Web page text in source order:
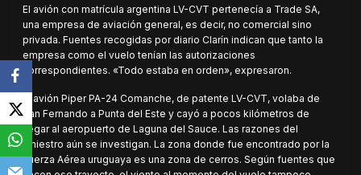
El avión con matrícula argentina LV-CVT pertenecía a Trade SA,
una empresa de aviación general, es decir, no comercial sino
privada. Fuentes recogidas por diario Clarín indican que tanto la
empresa como el vuelo tenían las autorizaciones
correspondientes. «Todo estaba en orden», expresaron.
El avión Piper PA-24 Comanche, de patente LV-CVT, volaba de
San Fernando a Punta del Este y cayó a pocos kilómetros de
llegar al aeropuerto de Laguna del Sauce. Las razones del
siniestro aún se investigan. La zona donde fue encontrado por la
Fuerza Aérea uruguaya es una zona de cerros. Según fuentes que